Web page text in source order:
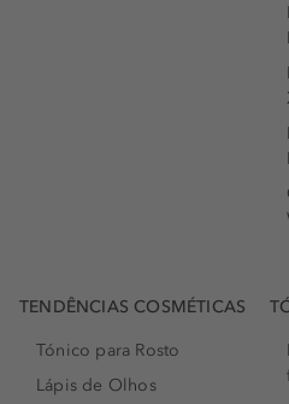
TENDÊNCIAS COSMÉTICAS
Tónico para Rosto
Lápis de Olhos